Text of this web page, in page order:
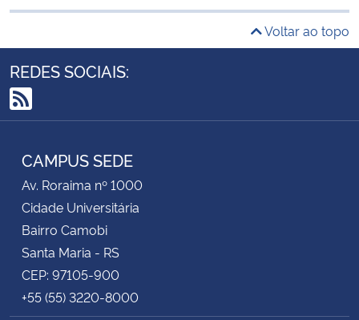
Voltar ao topo
REDES SOCIAIS:
RSS
CAMPUS SEDE
Av. Roraima nº 1000
Cidade Universitária
Bairro Camobi
Santa Maria - RS
CEP: 97105-900
+55 (55) 3220-8000